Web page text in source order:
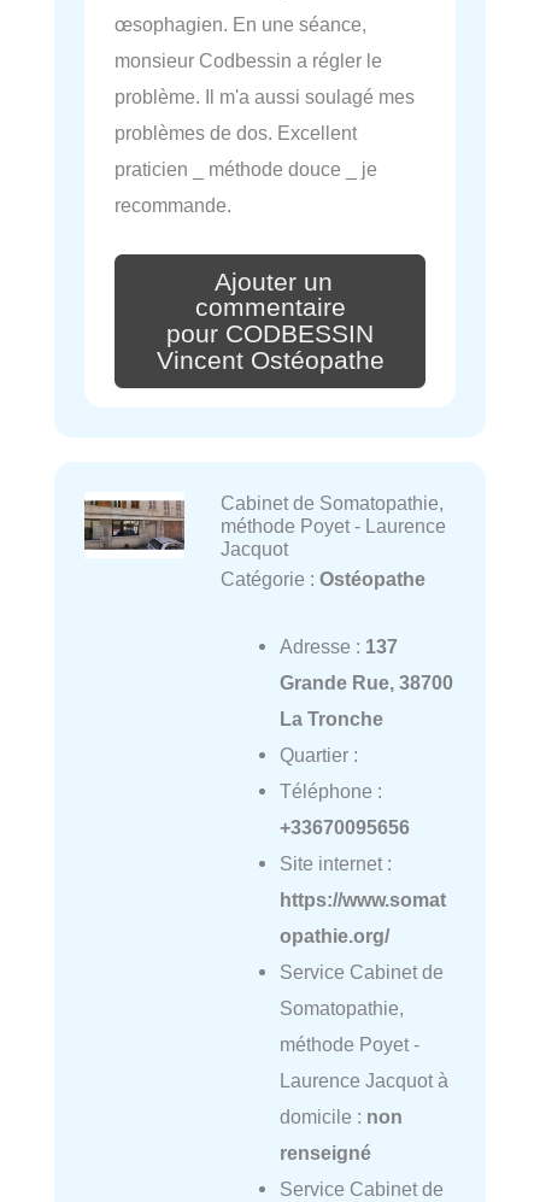
œsophagien. En une séance,
monsieur Codbessin a régler le
problème. Il m'a aussi soulagé mes
problèmes de dos. Excellent
praticien _ méthode douce _ je
recommande.
Ajouter un
commentaire
pour CODBESSIN
Vincent Ostéopathe
Cabinet de Somatopathie,
méthode Poyet - Laurence
Jacquot
Catégorie : Ostéopathe
Adresse : 137
Grande Rue, 38700
La Tronche
Quartier :
Téléphone :
+33670095656
Site internet :
https://www.somat
opathie.org/
Service Cabinet de
Somatopathie,
méthode Poyet -
Laurence Jacquot à
domicile : non
renseigné
Service Cabinet de